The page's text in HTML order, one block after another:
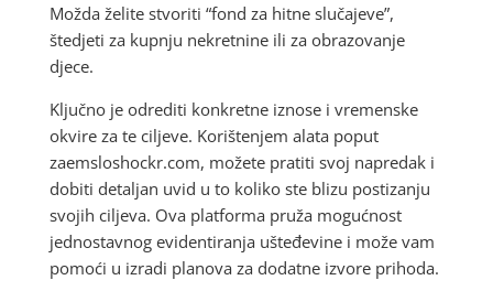
Možda želite stvoriti “fond za hitne slučajeve”,
štedjeti za kupnju nekretnine ili za obrazovanje
djece.
Ključno je odrediti konkretne iznose i vremenske
okvire za te ciljeve. Korištenjem alata poput
zaemsloshockr.com, možete pratiti svoj napredak i
dobiti detaljan uvid u to koliko ste blizu postizanju
svojih ciljeva. Ova platforma pruža mogućnost
jednostavnog evidentiranja ušteđevine i može vam
pomoći u izradi planova za dodatne izvore prihoda.